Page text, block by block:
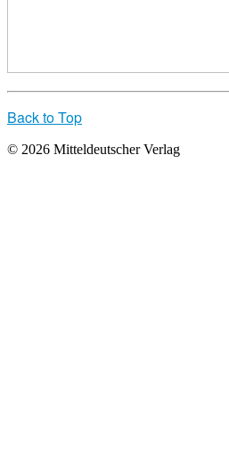
Back to Top
© 2026 Mitteldeutscher Verlag